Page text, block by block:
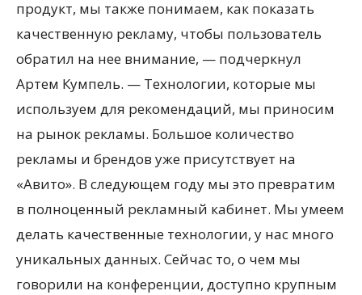
продукт, мы также понимаем, как показать
качественную рекламу, чтобы пользователь
обратил на нее внимание, — подчеркнул
Артем Кумпель. — Технологии, которые мы
используем для рекомендаций, мы приносим
на рынок рекламы. Большое количество
рекламы и брендов уже присутствует на
«Авито». В следующем году мы это превратим
в полноценный рекламный кабинет. Мы умеем
делать качественные технологии, у нас много
уникальных данных. Сейчас то, о чем мы
говорили на конференции, доступно крупным